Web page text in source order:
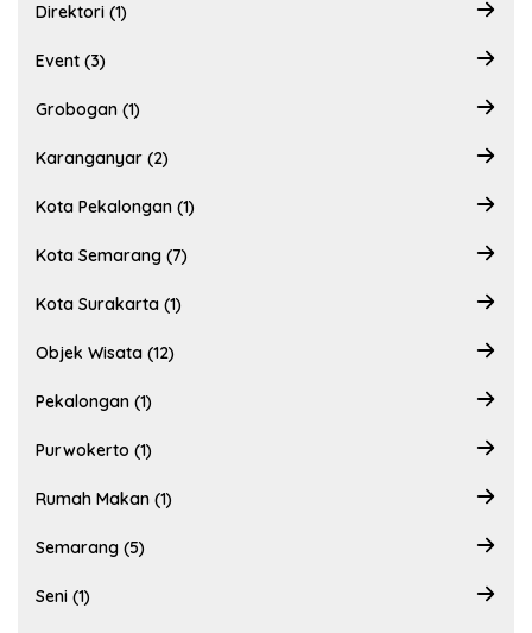
Direktori (1)
Event (3)
Grobogan (1)
Karanganyar (2)
Kota Pekalongan (1)
Kota Semarang (7)
Kota Surakarta (1)
Objek Wisata (12)
Pekalongan (1)
Purwokerto (1)
Rumah Makan (1)
Semarang (5)
Seni (1)